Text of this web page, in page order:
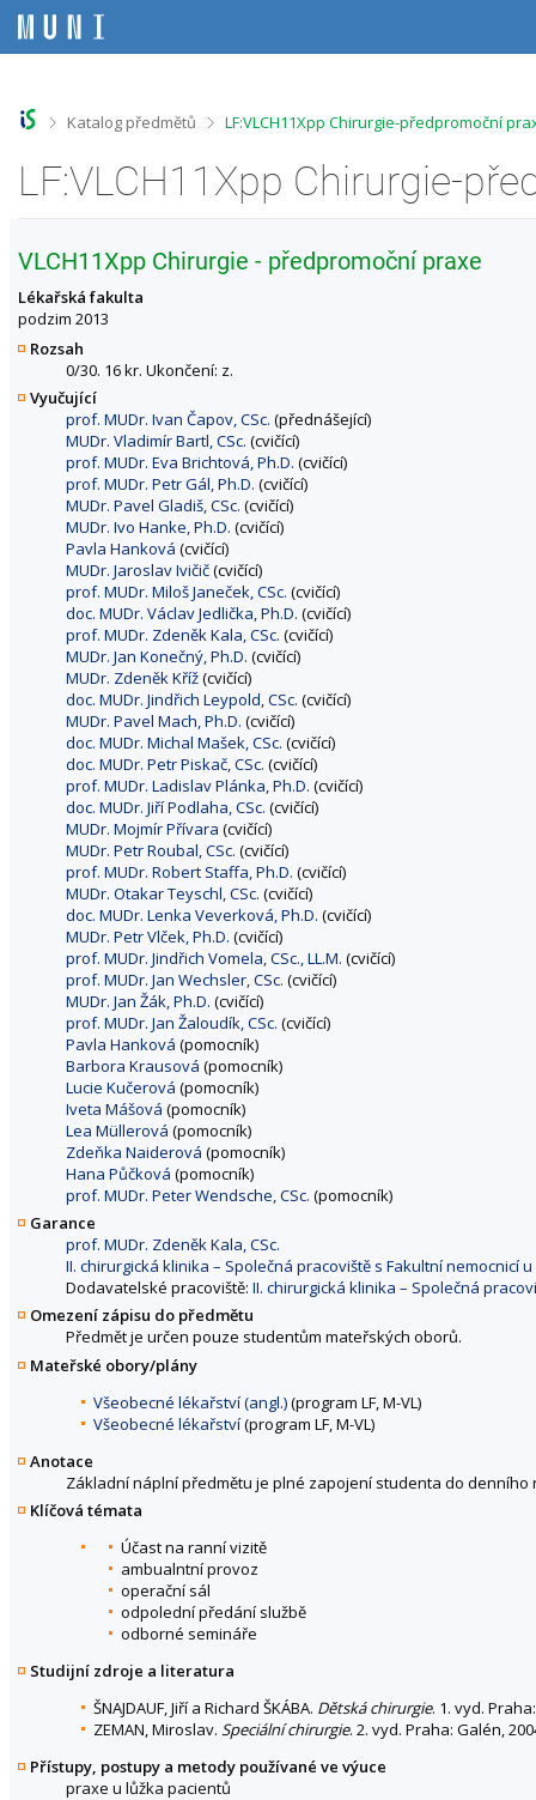
e
e
e
e
>Katalog předmětů >
LF:VLCH11Xpp Chirurgie-předpromoční
VLCH11Xpp Chirurgie - předpromoční praxe
Lékařská fakulta
podzim 2013
Rozsah
0/30. 16 kr. Ukončení: z.
Vyučující
prof. MUDr. Ivan Čapov, CSc. (přednášející)
MUDr. Vladimír Bartl, CSc. (cvičící)
prof. MUDr. Eva Brichtová, Ph.D. (cvičící)
prof. MUDr. Petr Gál, Ph.D. (cvičící)
MUDr. Pavel Gladiš, CSc. (cvičící)
MUDr. Ivo Hanke, Ph.D. (cvičící)
Pavla Hanková (cvičící)
MUDr. Jaroslav Ivičič(cvičící)
prof. MUDr. Miloš Janeček, CSc. (cvičící)
doc. MUDr. Václav Jedlička, Ph.D. (cvičící)
prof. MUDr. Zdeněk Kala, CSc. (cvičící)
MUDr. Jan Konečný, Ph.D. (cvičící)
MUDr. Zdeněk Kříž(cvičící)
doc. MUDr. Jindřich Leypold, CSc. (cvičící)
MUDr. Pavel Mach, Ph.D. (cvičící)
doc. MUDr. Michal Mašek, CSc. (cvičící)
doc. MUDr. Petr Piskač, CSc. (cvičící)
prof. MUDr. Ladislav Plánka, Ph.D. (cvičící)
doc. MUDr. Jiří Podlaha, CSc. (cvičící)
MUDr. Mojmír Přívara (cvičící)
MUDr. Petr Roubal, CSc. (cvičící)
prof. MUDr. Robert Staffa, Ph.D. (cvičící)
MUDr. Otakar Teyschl, CSc. (cvičící)
doc. MUDr. Lenka Veverková, Ph.D. (cvičící)
MUDr. Petr Vlček, Ph.D. (cvičící)
prof. MUDr. Jindřich Vomela, CSc., LL.M. (cvičící)
prof. MUDr. Jan Wechsler, CSc. (cvičící)
MUDr. Jan Žák, Ph.D. (cvičící)
prof. MUDr. Jan Žaloudík, CSc. (cvičící)
Pavla Hanková (pomocník)
Barbora Krausová (pomocník)
Lucie Kučerová (pomocník)
Iveta Mášová (pomocník)
Lea Müllerová (pomocník)
Zdeňka Naiderová (pomocník)
Hana Půčková (pomocník)
prof. MUDr. Peter Wendsche, CSc. (pomocník)
Garance
prof. MUDr. Zdeněk Kala, CSc.
II. chirurgická klinika – Společná pracoviště s Fakultní nemocnicí
Dodavatelské pracoviště: II. chirurgická klinika – Společná
Omezení zápisu do předmětu
Předmět je určen pouze studentům mateřských oborů.
Mateřské obory/plány
Všeobecné lékařství (angl.)(program LF, M-VL)
Všeobecné lékařství(program LF, M-VL)
Anotace
Základní náplní předmětu je plné zapojení studenta do
Klíčová témata
Účast na ranní vizitě
ambualntní provoz
operační sál
odpolední předání službě
odborné semináře
Studijní zdroje a literatura
ŠNAJDAUF, Jiří a Richard ŠKÁBA. Dětská chirurgie. 1. vyd.
ZEMAN, Miroslav. Speciální chirurgie. 2. vyd. Praha: Galén,
Přístupy, postupy a metody používané ve výuce
praxe u lůžka pacientů